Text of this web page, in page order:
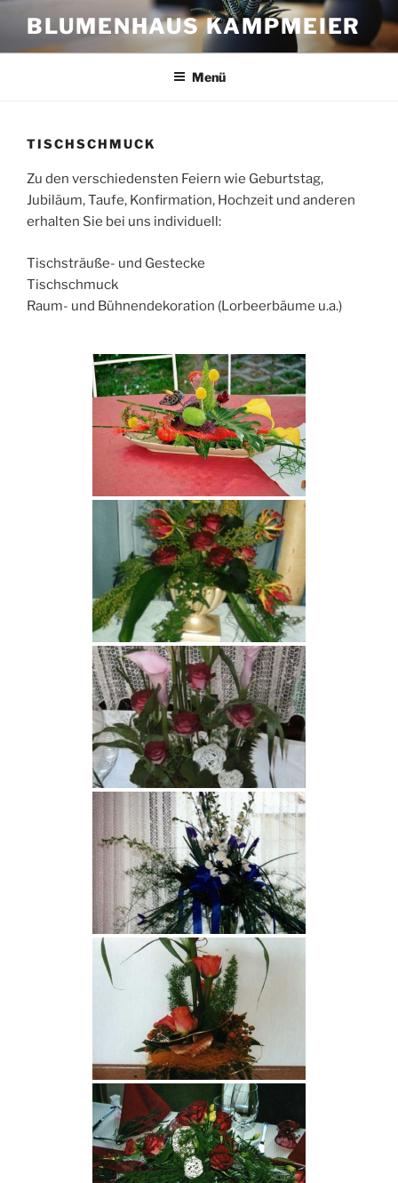
Inhalt
springen
BLUMENHAUS KAMPMEIER
Menü
TISCHSCHMUCK
Zu den verschiedensten Feiern wie Geburtstag,
Jubiläum, Taufe, Konfirmation, Hochzeit und anderen
erhalten Sie bei uns individuell:
Tischsträuße- und Gestecke
Tischschmuck
Raum- und Bühnendekoration (Lorbeerbäume u.a.)